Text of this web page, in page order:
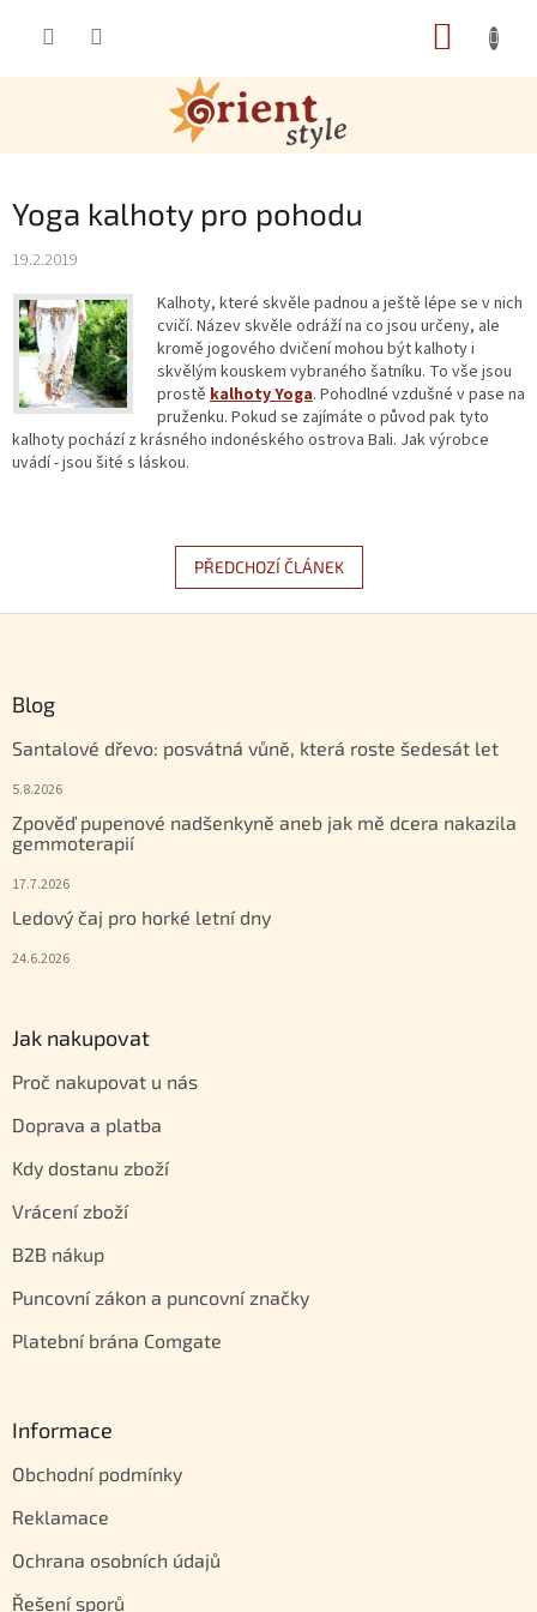
Yoga kalhoty pro pohodu
19.2.2019
Kalhoty, které skvěle padnou a ještě lépe se v nich
cvičí. Název skvěle odráží na co jsou určeny, ale
kromě jogového dvičení mohou být kalhoty i
skvělým kouskem vybraného šatníku. To vše jsou
prostě kalhoty Yoga. Pohodlné vzdušné v pase na
pruženku. Pokud se zajímáte o původ pak tyto
kalhoty pochází z krásného indonéského ostrova Bali. Jak výrobce
uvádí - jsou šité s láskou.
PŘEDCHOZÍ ČLÁNEK
Blog
Santalové dřevo: posvátná vůně, která roste šedesát let
5.8.2026
Zpověď pupenové nadšenkyně aneb jak mě dcera nakazila
gemmoterapií
17.7.2026
Ledový čaj pro horké letní dny
24.6.2026
Jak nakupovat
Proč nakupovat u nás
Doprava a platba
Kdy dostanu zboží
Vrácení zboží
B2B nákup
Puncovní zákon a puncovní značky
Platební brána Comgate
Informace
Obchodní podmínky
Reklamace
Ochrana osobních údajů
Řešení sporů